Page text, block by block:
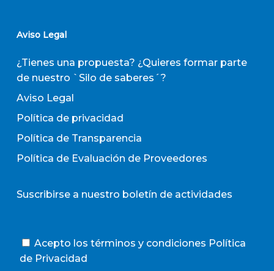
Aviso Legal
¿Tienes una propuesta? ¿Quieres formar parte
de nuestro `Silo de saberes´?
Aviso Legal
Política de privacidad
Política de Transparencia
Política de Evaluación de Proveedores
Suscribirse a nuestro boletín de actividades
Acepto los términos y condiciones Política
de Privacidad